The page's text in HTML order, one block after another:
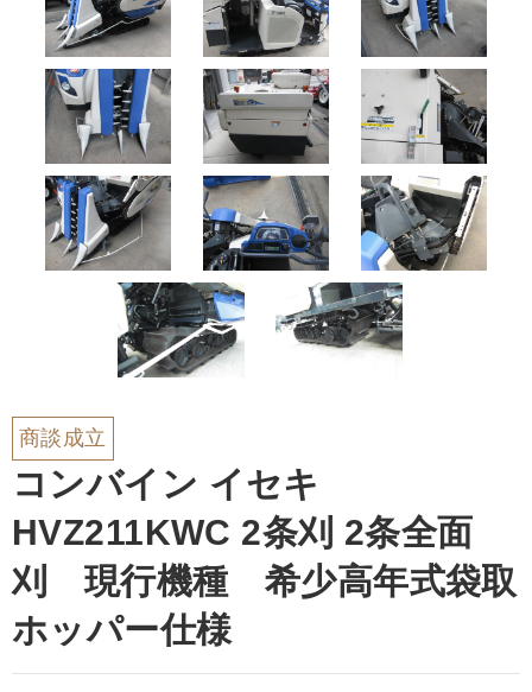
商談成立
コンバイン イセキ
HVZ211KWC 2条刈 2条全面
刈 現行機種 希少高年式袋取
ホッパー仕様